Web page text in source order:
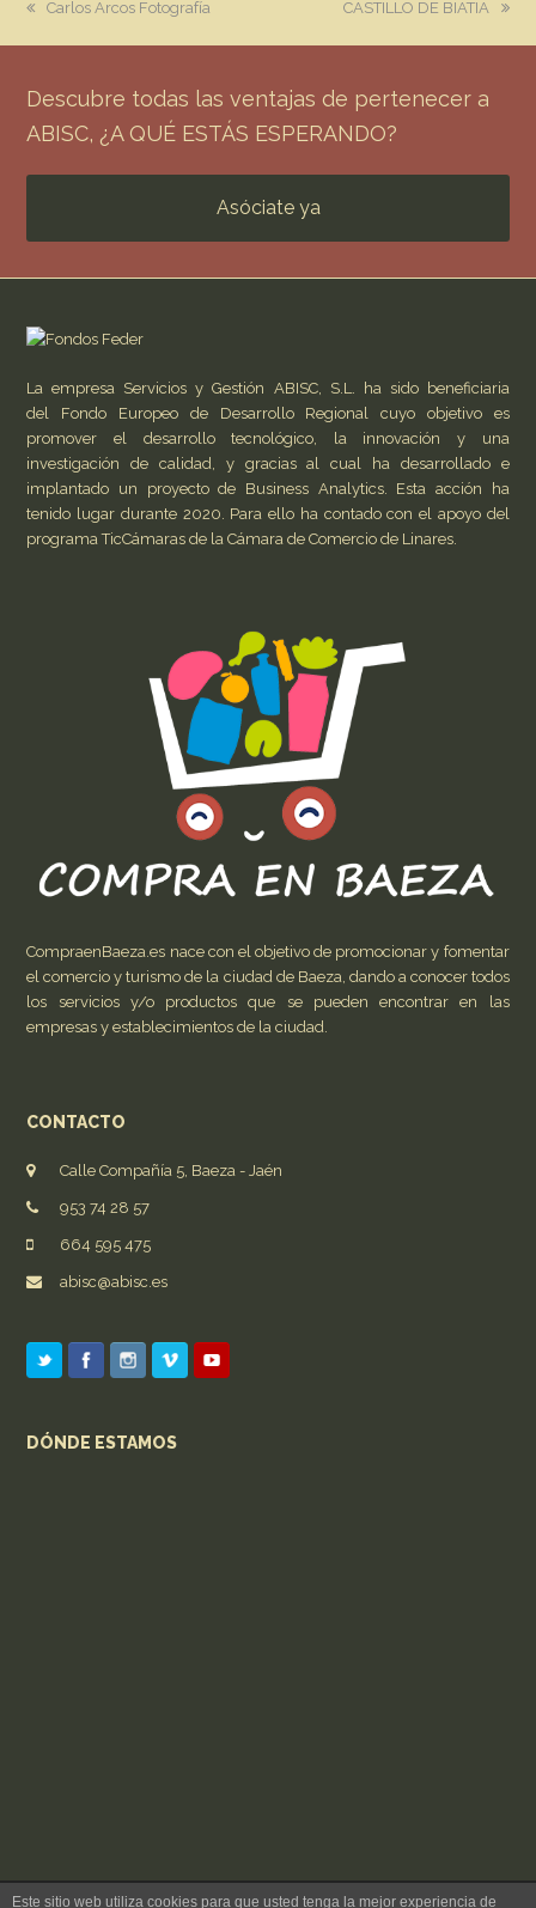
previous
Carlos Arcos Fotografía
next
CASTILLO DE BIATIA
Descubre todas las ventajas de pertenecer a
ABISC, ¿A QUÉ ESTÁS ESPERANDO?
Asóciate ya
La empresa Servicios y Gestión ABISC, S.L. ha sido beneficiaria
del Fondo Europeo de Desarrollo Regional cuyo objetivo es
promover el desarrollo tecnológico, la innovación y una
investigación de calidad, y gracias al cual ha desarrollado e
implantado un proyecto de Business Analytics. Esta acción ha
tenido lugar durante 2020. Para ello ha contado con el apoyo del
programa TicCámaras de la Cámara de Comercio de Linares.
CompraenBaeza.es nace con el objetivo de promocionar y fomentar
el comercio y turismo de la ciudad de Baeza, dando a conocer todos
los servicios y/o productos que se pueden encontrar en las
empresas y establecimientos de la ciudad.
CONTACTO
Calle Compañía 5, Baeza - Jaén
953 74 28 57
664 595 475
abisc@abisc.es
DÓNDE ESTAMOS
Este sitio web utiliza cookies para que usted tenga la mejor experiencia de